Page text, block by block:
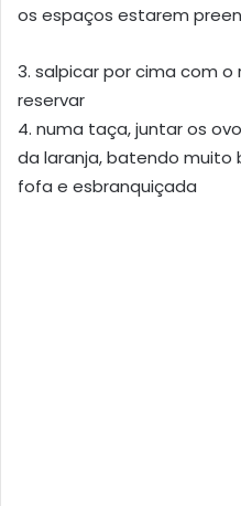
os espaços estarem
3. salpicar por cima com
reservar
4. numa taça, juntar os
da laranja, batendo
fofa e esbranquiçada